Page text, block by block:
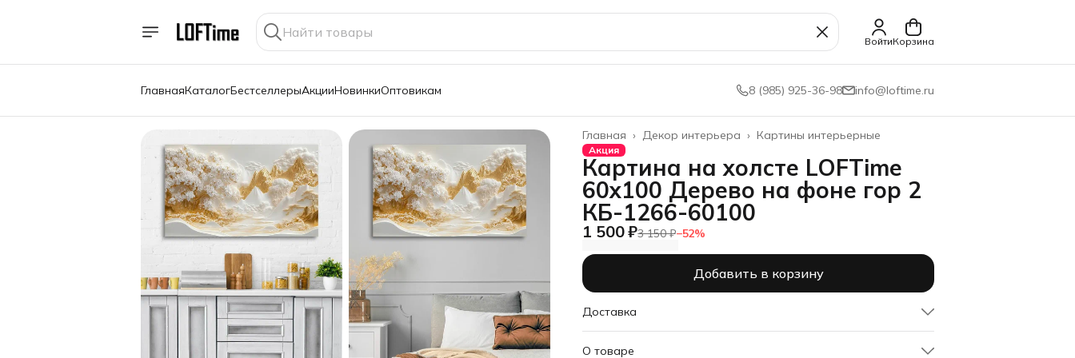
ВойтиКорзина
ГлавнаяКаталогБестселлерыАкцииНовинкиОптовикам 8 (985) 925-36-98 info@loftime.ru
Картины интерьерные
Декор интерьера ›
Главная ›
Акция
Картина на холсте LOFTime
60х100 Дерево на фоне гор 2
КБ-1266-60100
1 500 ₽3 150 ₽−52%
Добавить в корзину
Доставка
О товаре